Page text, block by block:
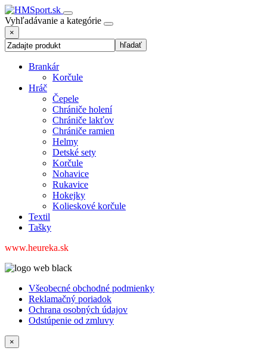
Vyhľadávanie a kategórie
×
Brankár
Korčule
Hráč
Čepele
Chrániče holení
Chrániče lakťov
Chrániče ramien
Helmy
Detské sety
Korčule
Nohavice
Rukavice
Hokejky
Kolieskové korčule
Textil
Tašky
www.heureka.sk
Všeobecné obchodné podmienky
Reklamačný poriadok
Ochrana osobných údajov
Odstúpenie od zmluvy
×